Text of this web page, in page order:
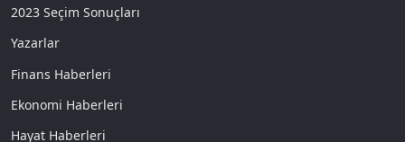
2023 Seçim Sonuçları
Yazarlar
Finans Haberleri
Ekonomi Haberleri
Hayat Haberleri